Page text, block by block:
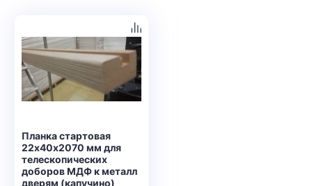
Планка стартовая
22х40х2070 мм для
телескопических
доборов МДФ к металл
дверям (капучино)